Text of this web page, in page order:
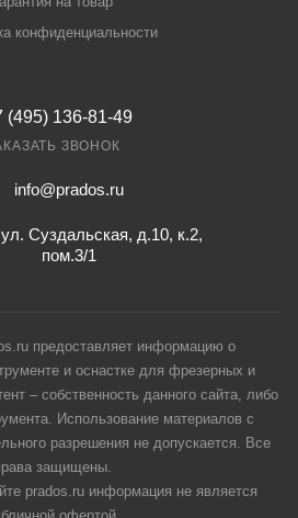
конфиденциальности
(495) 136-81-49
ЗВОНОК
info@prados.ru
Суздальская, д.10, к.2,
пом.3/1
предоставляет информацию о
и оснастке для фрезерных и
– собственность данного сайта, либо
Использование материалов с
разрешения не допускается. Все
защищены.
prados.ru информация не является